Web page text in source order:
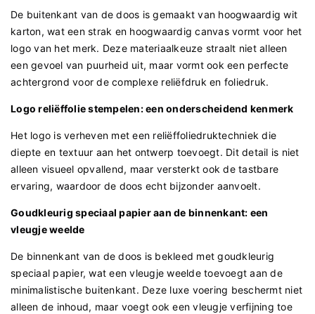
De buitenkant van de doos is gemaakt van hoogwaardig wit
karton, wat een strak en hoogwaardig canvas vormt voor het
logo van het merk. Deze materiaalkeuze straalt niet alleen
een gevoel van puurheid uit, maar vormt ook een perfecte
achtergrond voor de complexe reliëfdruk en foliedruk.
Logo reliëffolie stempelen: een onderscheidend kenmerk
Het logo is verheven met een reliëffoliedruktechniek die
diepte en textuur aan het ontwerp toevoegt. Dit detail is niet
alleen visueel opvallend, maar versterkt ook de tastbare
ervaring, waardoor de doos echt bijzonder aanvoelt.
Goudkleurig speciaal papier aan de binnenkant: een
vleugje weelde
De binnenkant van de doos is bekleed met goudkleurig
speciaal papier, wat een vleugje weelde toevoegt aan de
minimalistische buitenkant. Deze luxe voering beschermt niet
alleen de inhoud, maar voegt ook een vleugje verfijning toe